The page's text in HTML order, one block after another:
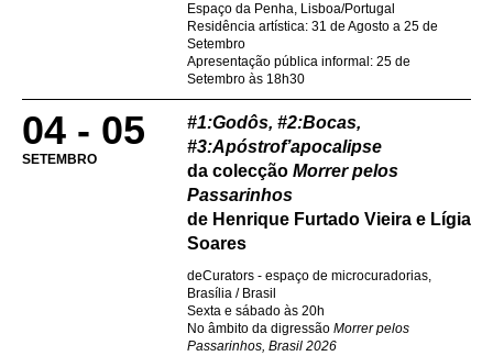
Espaço da Penha, Lisboa/Portugal
Residência artística: 31 de Agosto a 25 de
Setembro
Apresentação pública informal: 25 de
Setembro às 18h30
04 - 05
SETEMBRO
#1:Godôs, #2:Bocas,
#3:Apóstrof’apocalipse
da colecção Morrer pelos
Passarinhos
de Henrique Furtado Vieira e Lígia
Soares
deCurators - espaço de microcuradorias,
Brasília / Brasil
Sexta e sábado às 20h
No âmbito da digressão Morrer pelos
Passarinhos, Brasil 2026